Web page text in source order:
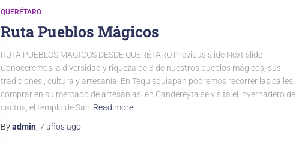
QUERÉTARO
Ruta Pueblos Mágicos
RUTA PUEBLOS MÁGICOS DESDE QUERÉTARO Previous slide Next slide
Conoceremos la diversidad y riqueza de 3 de nuestros pueblos mágicos, sus
tradiciones , cultura y artesanía. En Tequisquiapan podremos recorrer las calles,
comprar en su mercado de artesanías, en Candereyta se visita el invernadero de
cactus, el templo de San Read more…
Byadmin ,7 añosago